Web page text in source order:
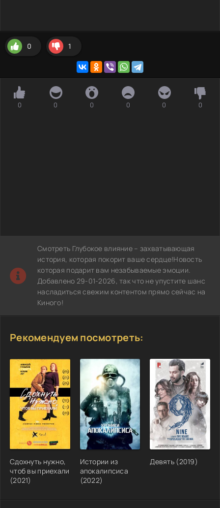
0 1
0 0 0 0 0 0
Смотреть Глубокое влияние – захватывающая
история, которая покорит ваше сердце!Новость
которая подарит вам незабываемые эмоции.
Добавлено 29-01-2026, так что не упустите шанс
насладиться свежим контентом прямо сейчас на
Киного!
Рекомендуем посмотреть:
Сдохнуть нужно,
чтоб вы приехали
(2021)
Истории из
апокалипсиса
(2022)
Девять (2019)